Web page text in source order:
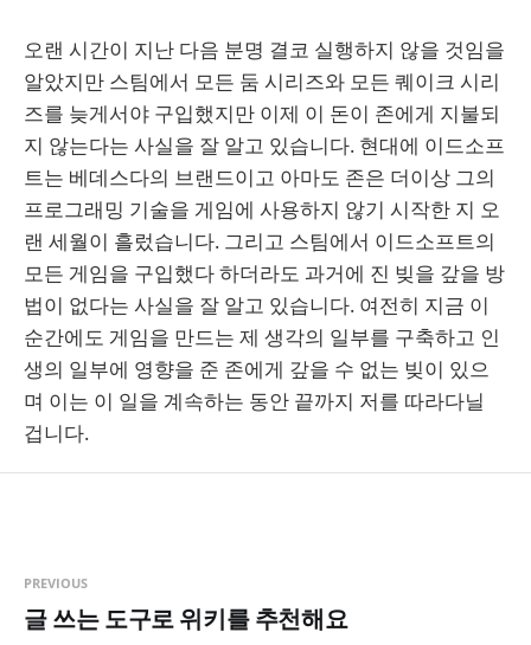
오랜 시간이 지난 다음 분명 결코 실행하지 않을 것임을
알았지만 스팀에서 모든 둠 시리즈와 모든 퀘이크 시리
즈를 늦게서야 구입했지만 이제 이 돈이 존에게 지불되
지 않는다는 사실을 잘 알고 있습니다. 현대에 이드소프
트는 베데스다의 브랜드이고 아마도 존은 더이상 그의
프로그래밍 기술을 게임에 사용하지 않기 시작한 지 오
랜 세월이 흘렀습니다. 그리고 스팀에서 이드소프트의
모든 게임을 구입했다 하더라도 과거에 진 빚을 갚을 방
법이 없다는 사실을 잘 알고 있습니다. 여전히 지금 이
순간에도 게임을 만드는 제 생각의 일부를 구축하고 인
생의 일부에 영향을 준 존에게 갚을 수 없는 빚이 있으
며 이는 이 일을 계속하는 동안 끝까지 저를 따라다닐
겁니다.
PREVIOUS
글 쓰는 도구로 위키를 추천해요